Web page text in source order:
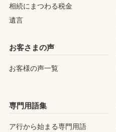
相続にまつわる税金
遺言
お客さまの声
お客様の声一覧
専門用語集
ア行から始まる専門用語